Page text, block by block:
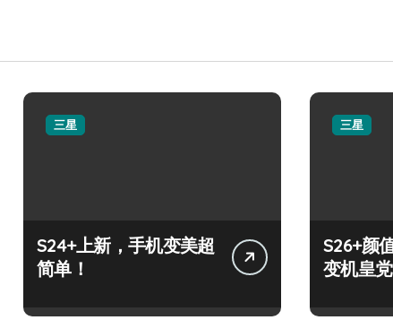
三星
S24+上新，手机变美超
简单！
三星
S26+颜
变机皇党